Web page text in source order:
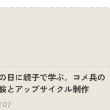
日に親子で学ぶ。コメ兵の
とアップサイクル制作